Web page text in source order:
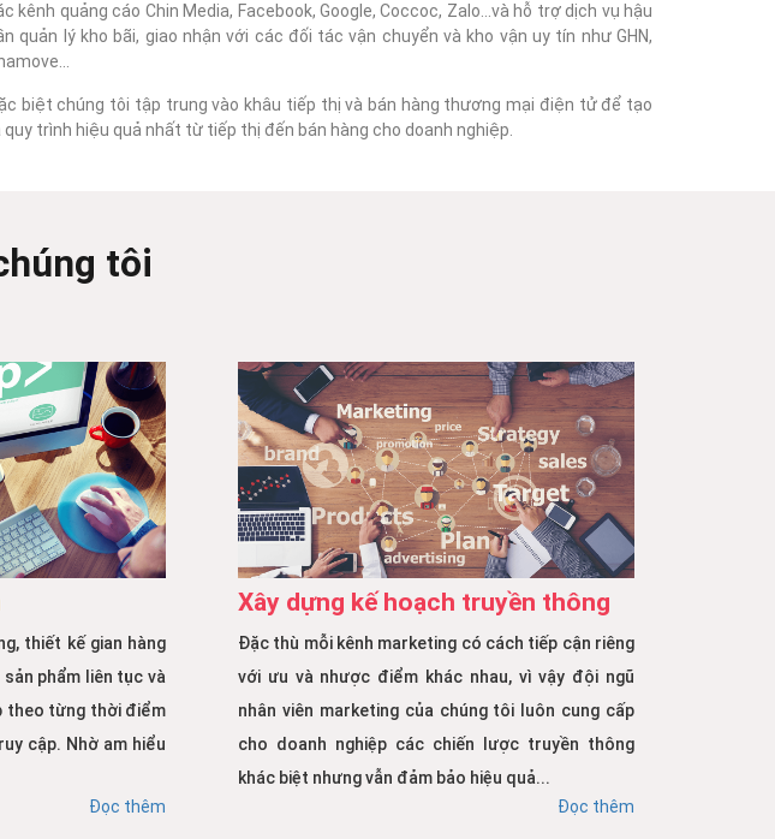
kênh quảng cáo Chin Media, Facebook, Google, Coccoc, Zalo...và hỗ trợ dịch vụ hậu
quản lý kho bãi, giao nhận với các đối tác vận chuyển và kho vận uy tín như GHN,
biệt chúng tôi tập trung vào khâu tiếp thị và bán hàng thương mại điện tử để tạo
quy trình hiệu quả nhất từ tiếp thị đến bán hàng cho doanh nghiệp.
tôi
thiết kế gian hàng
sản phẩm liên tục và
theo từng thời điểm
cập. Nhờ am hiểu
Đọc thêm
Xây dựng kế hoạch truyền thông
Đặc thù mỗi kênh marketing có cách tiếp cận riêng
với ưu và nhược điểm khác nhau, vì vậy đội ngũ
nhân viên marketing của chúng tôi luôn cung cấp
cho doanh nghiệp các chiến lược truyền thông
khác biệt nhưng vẫn đảm bảo hiệu quả...
Đọc thêm